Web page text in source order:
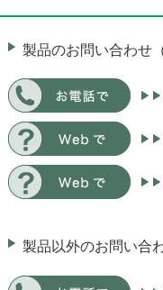
製品のお問い合わせ
製品以外のお問い合